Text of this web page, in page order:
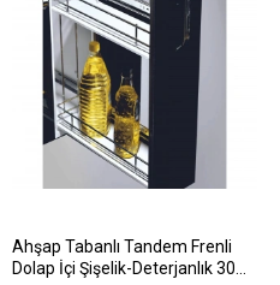
Ahşap Tabanlı Tandem Frenli
Dolap İçi Şişelik-Deterjanlık 30